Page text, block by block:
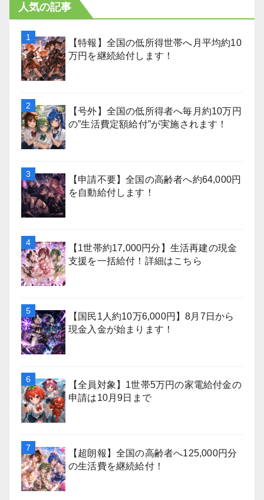
人気の記事
【特報】全国の低所得世帯へ月平均約10
万円を継続給付します！
【号外】全国の低所得者へ毎月約10万円
の”生活費定額給付”が実施されます！
【申請不要】全国の高齢者へ約64,000円
を自動給付します！
【1世帯約17,000円分】生活再建の現金
支援を一括給付！詳細はこちら
【国民1人約10万6,000円】8月7日から
現金入金が始まります！
【全員対象】1世帯5万円の家電給付金の
申請は10月9日まで
【超朗報】全国の高齢者へ125,000円分
の生活費を継続給付！